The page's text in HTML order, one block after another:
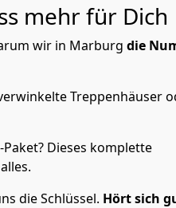
mehr für Dich
wir in Marburg die
Treppenhäuser
Dieses komplette
die Schlüssel. Hört sich